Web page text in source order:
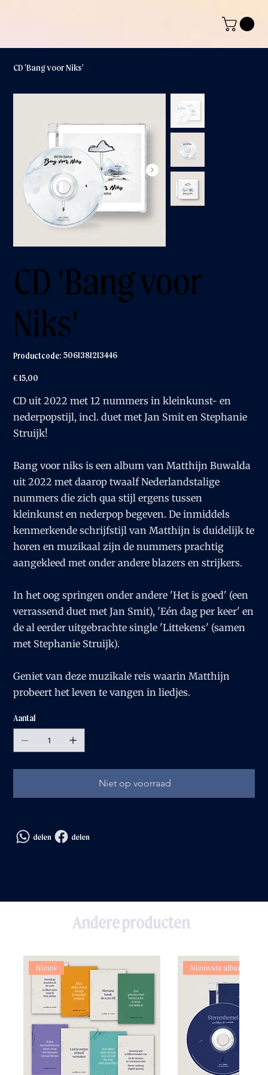
CD 'Bang voor Niks'
CD 'Bang voor
Niks'
Productcode: Productcode
5061381213446
5061381213446
Prijs
€ 15,00
CD uit 2022 met 12 nummers in kleinkunst- en
nederpopstijl, incl. duet met Jan Smit en Stephanie
Struijk!
Bang voor niks is een album van Matthijn Buwalda
uit 2022 met daarop twaalf Nederlandstalige
nummers die zich qua stijl ergens tussen
kleinkunst en nederpop begeven. De inmiddels
kenmerkende schrijfstijl van Matthijn is duidelijk te
horen en muzikaal zijn de nummers prachtig
aangekleed met onder andere blazers en strijkers.
In het oog springen onder andere 'Het is goed' (een
verrassend duet met Jan Smit), 'Eén dag per keer' en
de al eerder uitgebrachte single 'Littekens' (samen
met Stephanie Struijk).
Geniet van deze muzikale reis waarin Matthijn
probeert het leven te vangen in liedjes.
Aantal
Niet op voorraad
delen
delen
Andere producten
Nieuw Nieuwste album!